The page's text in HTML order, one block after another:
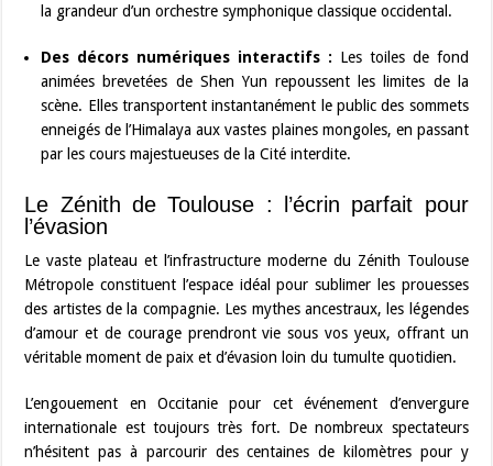
la grandeur d’un orchestre symphonique classique occidental.
Des décors numériques interactifs : Les toiles de fond
animées brevetées de Shen Yun repoussent les limites de la
scène. Elles transportent instantanément le public des sommets
enneigés de l’Himalaya aux vastes plaines mongoles, en passant
par les cours majestueuses de la Cité interdite.
Le Zénith de Toulouse : l’écrin parfait pour
l’évasion
Le vaste plateau et l’infrastructure moderne du Zénith Toulouse
Métropole constituent l’espace idéal pour sublimer les prouesses
des artistes de la compagnie. Les mythes ancestraux, les légendes
d’amour et de courage prendront vie sous vos yeux, offrant un
véritable moment de paix et d’évasion loin du tumulte quotidien.
L’engouement en Occitanie pour cet événement d’envergure
internationale est toujours très fort. De nombreux spectateurs
n’hésitent pas à parcourir des centaines de kilomètres pour y